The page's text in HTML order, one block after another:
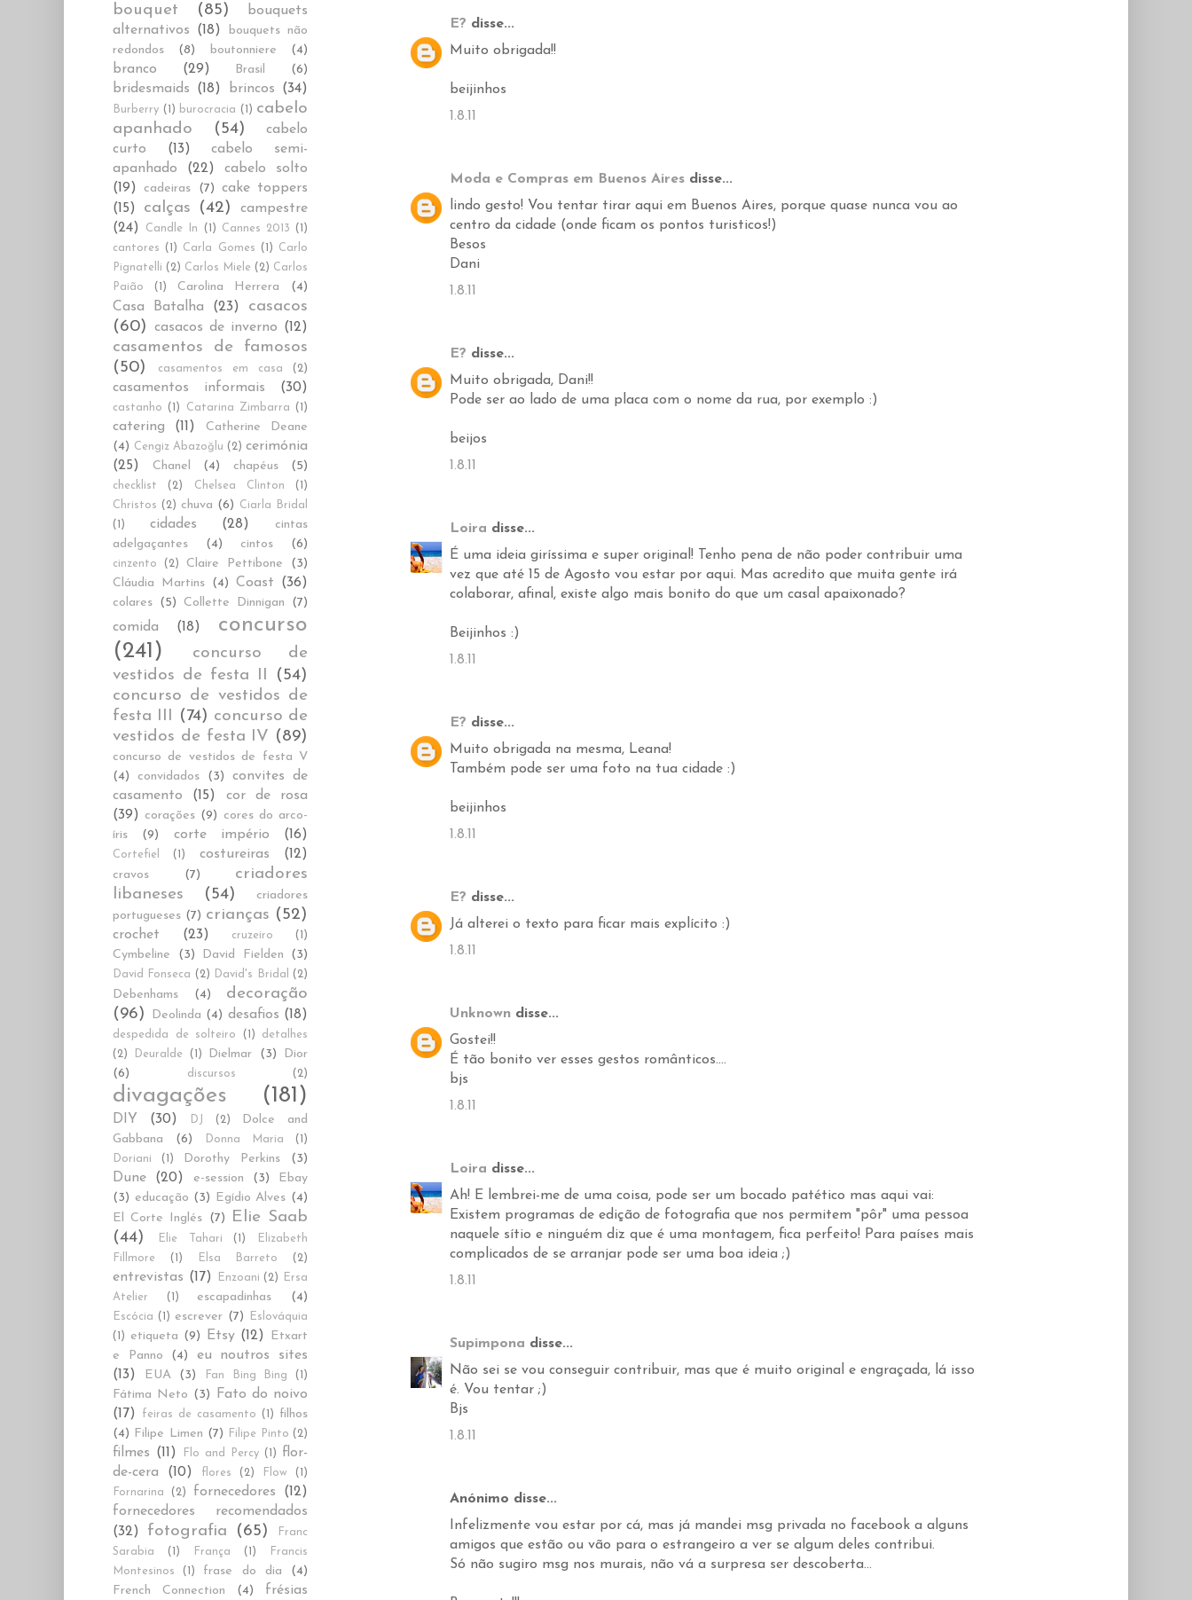
E? disse...
Muito obrigada!!
beijinhos
1.8.11
Moda e Compras em Buenos Aires disse...
lindo gesto! Vou tentar tirar aqui em Buenos Aires, porque quase nunca vou ao
centro da cidade (onde ficam os pontos turisticos!)
Besos
Dani
1.8.11
E? disse...
Muito obrigada, Dani!!
Pode ser ao lado de uma placa com o nome da rua, por exemplo :)
beijos
1.8.11
Loira disse...
É uma ideia giríssima e super original! Tenho pena de não poder contribuir uma
vez que até 15 de Agosto vou estar por aqui. Mas acredito que muita gente irá
colaborar, afinal, existe algo mais bonito do que um casal apaixonado?
Beijinhos :)
1.8.11
E? disse...
Muito obrigada na mesma, Leana!
Também pode ser uma foto na tua cidade :)
beijinhos
1.8.11
E? disse...
Já alterei o texto para ficar mais explícito :)
1.8.11
Unknown disse...
Gostei!!
É tão bonito ver esses gestos românticos....
bjs
1.8.11
Loira disse...
Ah! E lembrei-me de uma coisa, pode ser um bocado patético mas aqui vai:
Existem programas de edição de fotografia que nos permitem "pôr" uma pessoa
naquele sítio e ninguém diz que é uma montagem, fica perfeito! Para países mais
complicados de se arranjar pode ser uma boa ideia ;)
1.8.11
Supimpona disse...
Não sei se vou conseguir contribuir, mas que é muito original e engraçada, lá isso
é. Vou tentar ;)
Bjs
1.8.11
Anónimo disse...
Infelizmente vou estar por cá, mas já mandei msg privada no facebook a alguns
amigos que estão ou vão para o estrangeiro a ver se algum deles contribui.
Só não sugiro msg nos murais, não vá a surpresa ser descoberta...
bouquet (85)
bouquets
alternativos
(18)
bouquets não
redondos
(8) boutonniere (4)
branco (29) Brasil (6)
bridesmaids (18) brincos (34)
Burberry (1) burocracia (1) cabelo
apanhado
(54)
cabelo
curto
(13)
cabelo semi-
apanhado
(22)
cabelo solto
(19)
cadeiras (7) cake toppers
(15)
calças (42)
campestre
(24)
Candle In (1) Cannes 2013
(1)
cantores
(1) Carla Gomes (1)
Carlo
Pignatelli (2) Carlos Miele (2) Carlos
Paião
(1) Carolina Herrera (4)
Casa Batalha (23)
casacos
(60)
casacos de inverno (12)
casamentos de famosos
(50)
casamentos em casa (2)
casamentos informais (30)
castanho (1) Catarina Zimbarra (1)
catering (11)
Catherine Deane
(4) Cengiz Abazoğlu (2) cerimónia
(25)
Chanel (4) chapéus (5)
checklist (2) Chelsea Clinton
(1)
Christos (2) chuva (6)
Ciarla Bridal
(1)
cidades (28)
cintas
adelgaçantes
(4) cintos (6)
cinzento (2) Claire Pettibone
(3)
Cláudia Martins (4) Coast (36)
colares (5) Collette Dinnigan (7)
comida (18)
concurso
(241)
concurso de
vestidos de festa II
(54)
concurso de vestidos de
festa III
(74) concurso de
vestidos de festa IV (89)
concurso de vestidos de festa V
(4)
convidados (3)
convites de
casamento
(15)
cor de rosa
(39) corações (9) cores do arco-
íris
(9) corte império (16)
Cortefiel (1) costureiras (12)
cravos (7)
criadores
libaneses
(54)
criadores
portugueses (7) crianças (52)
crochet (23) cruzeiro (1)
Cymbeline (3) David Fielden (3)
David Fonseca (2) David's Bridal (2)
Debenhams (4)
decoração
(96)
Deolinda (4) desafios (18)
despedida de solteiro (1)
detalhes
(2)
Deuralde (1) Dielmar (3)
Dior
(6)
discursos (2)
divagações (181)
DIY (30) DJ (2)
Dolce and
Gabbana
(6) Donna Maria
(1)
Doriani
(1) Dorothy Perkins (3)
Dune (20) e-session (3)
Ebay
(3) educação (3) Egídio Alves (4)
El Corte Inglés (7)
Elie Saab
(44)
Elie Tahari (1)
Elizabeth
Fillmore
(1) Elsa Barreto (2)
entrevistas (17) Enzoani (2)
Ersa
Atelier
(1) escapadinhas (4)
Escócia (1) escrever (7)
Eslováquia
(1)
etiqueta (9) Etsy (12)
Etxart
e Panno
(4)
eu noutros sites
(13)
EUA (3) Fan Bing Bing (1)
Fátima Neto (3)
Fato do noivo
(17)
feiras de casamento (1)
filhos
(4) Filipe Limen (7) Filipe Pinto (2)
filmes (11) Flo and Percy (1)
flor-
de-cera
(10) flores (2) Flow
(1)
Fornarina
(2) fornecedores
(12)
fornecedores recomendados
(32)
fotografia (65)
Franc
Sarabia
(1) França (1)
Francis
Montesinos
(1) frase do dia
(4)
French Connection
(4) frésias